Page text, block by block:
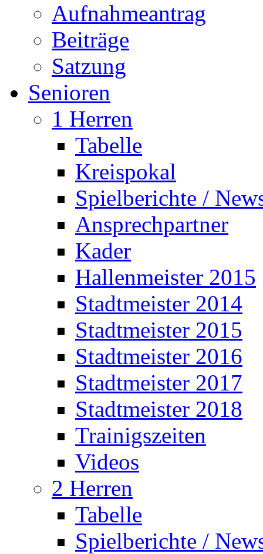
Aufnahmeantrag
Beiträge
Satzung
Senioren
1 Herren
Tabelle
Kreispokal
Spielberichte /
Ansprechpartner
Kader
Hallenmeister 2015
Stadtmeister 2014
Stadtmeister 2015
Stadtmeister 2016
Stadtmeister 2017
Stadtmeister 2018
Trainigszeiten
Videos
2 Herren
Tabelle
Spielberichte /